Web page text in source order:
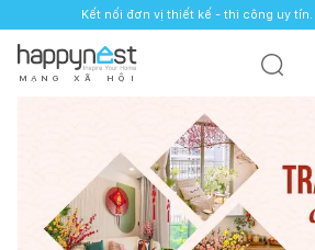
Kết nối đơn vị thiết kế - thi công uy tín.
M Ạ N G X Ã H Ộ I